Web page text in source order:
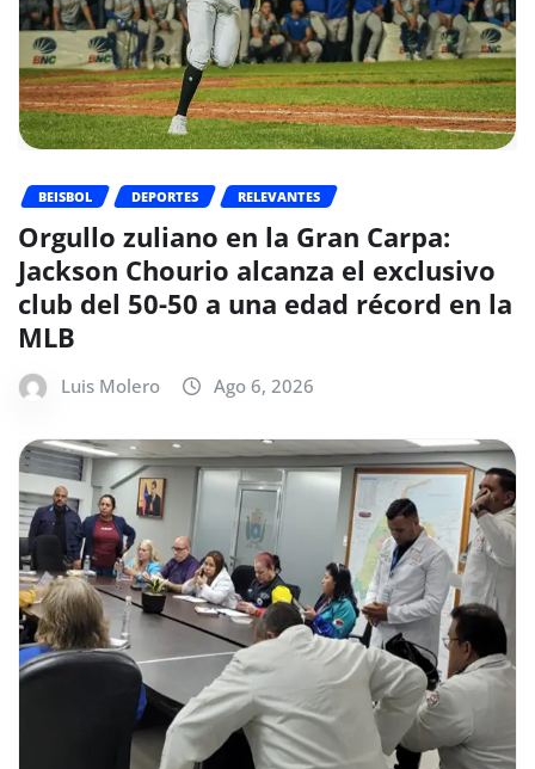
BEISBOL DEPORTES RELEVANTES
Orgullo zuliano en la Gran Carpa:
Jackson Chourio alcanza el exclusivo
club del 50-50 a una edad récord en la
MLB
Luis Molero Ago 6, 2026